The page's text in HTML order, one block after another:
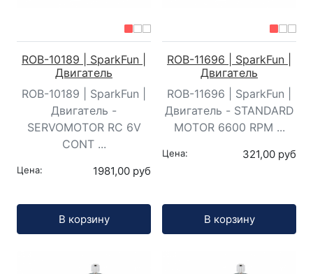
ROB-10189 | SparkFun |
Двигатель
ROB-10189 | SparkFun |
Двигатель -
SERVOMOTOR RC 6V
CONT ...
Цена: 1981,00 руб
В корзину
ROB-11696 | SparkFun |
Двигатель
ROB-11696 | SparkFun |
Двигатель - STANDARD
MOTOR 6600 RPM ...
Цена: 321,00 руб
В корзину